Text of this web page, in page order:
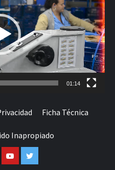
01:14
Ficha Técnica
Inapropiado
YoutubeTwitter